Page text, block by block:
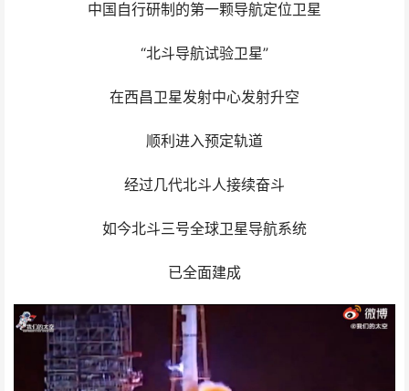
中国自行研制的第一颗导航定位卫星
“北斗导航试验卫星”
在西昌卫星发射中心发射升空
顺利进入预定轨道
经过几代北斗人接续奋斗
如今北斗三号全球卫星导航系统
已全面建成